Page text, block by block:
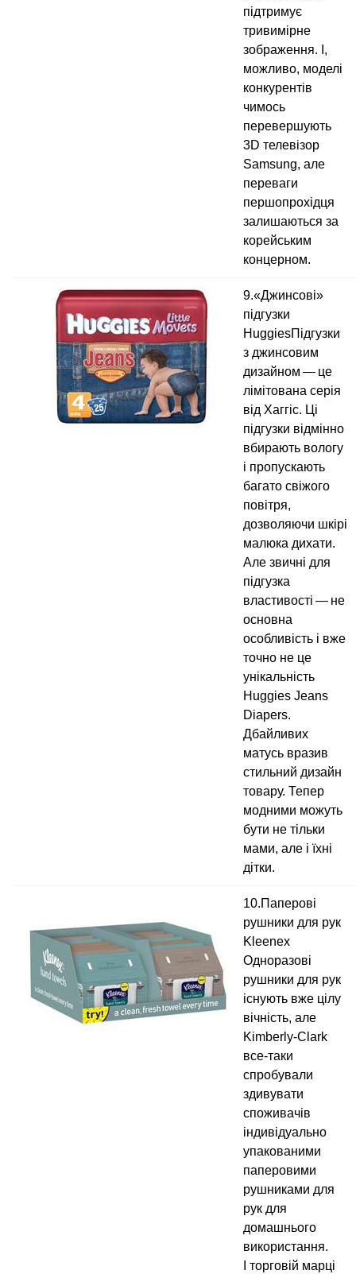
підтримує
тривимірне
зображення. І,
можливо, моделі
конкурентів
чимось
перевершують
3D телевізор
Samsung, але
переваги
першопрохідця
залишаються за
корейським
концерном.
9.«Джинсові»
підгузки
HuggiesПідгузки
з джинсовим
дизайном — це
лімітована серія
від Хаггіс. Ці
підгузки відмінно
вбирають вологу
і пропускають
багато свіжого
повітря,
дозволяючи шкірі
малюка дихати.
Але звичні для
підгузка
властивості — не
основна
особливість і вже
точно не це
унікальність
Huggies Jeans
Diapers.
Дбайливих
матусь вразив
стильний дизайн
товару. Тепер
модними можуть
бути не тільки
мами, але і їхні
дітки.
10.Паперові
рушники для рук
Kleenex
Одноразові
рушники для рук
існують вже цілу
вічність, але
Kimberly-Clark
все-таки
спробували
здивувати
споживачів
індивідуально
упакованими
паперовими
рушниками для
рук для
домашнього
використання.
І торговій марці